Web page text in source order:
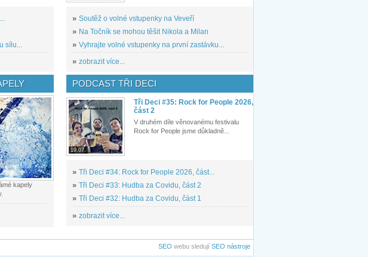
» Soutěž o volné vstupenky na Veveří
» Na Točník se mohou těšit Nikola a Milan
» Vyhrajte volné vstupenky na první zastávku...
» zobrazit více...
kapely
PODCAST TŘI DECI
19.07.
Tři Deci #35: Rock for People 2026,
část 2
V druhém díle věnovanému festivalu
Rock for People jsme důkladně...
» Tři Deci #34: Rock for People 2026, část...
» Tři Deci #33: Hudba za Covidu, část 2
» Tři Deci #32: Hudba za Covidu, část 1
» zobrazit více...
SEO webu sledují SEO nástroje